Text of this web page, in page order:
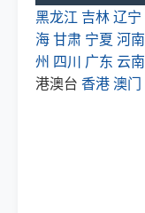
黑龙江 吉林辽宁
海甘肃 宁夏 河南
州 四川 广东 云南
港澳台 香港澳门